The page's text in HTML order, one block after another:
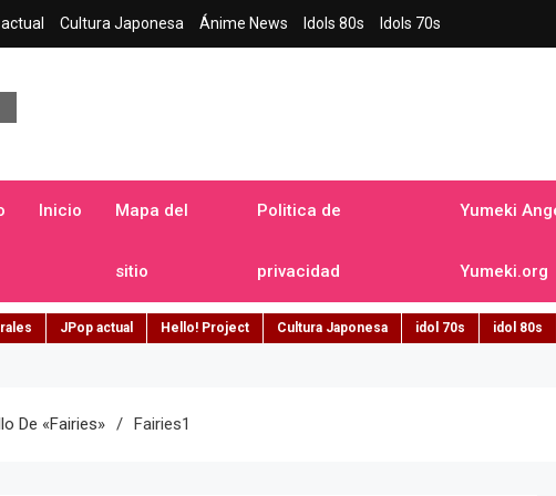
Cultura Japonesa Ánime News Idols 80s Idols 70s
Inicio Mapa del
sitio
Politica de
privacidad
Yumeki
Yumeki.org
JPop actual Hello! Project Cultura Japonesa idol 70s idol 80s
De «Fairies» Fairies1